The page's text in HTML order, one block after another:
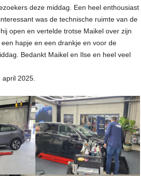
deze middag. Een heel enthousiast
was de technische ruimte van de
open en vertelde trotse Maikel over zijn
hapje en een drankje en voor de
Bedankt Maikel en Ilse en heel veel
2025.